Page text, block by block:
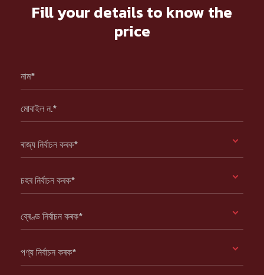
Fill your details to know the
price
নাম*
মোবাইল ন.*
ৰাজ্য নিৰ্বাচন কৰক*
চহৰ নিৰ্বাচন কৰক*
ব্ৰেণ্ড নিৰ্বাচন কৰক*
পণ্য নিৰ্বাচন কৰক*